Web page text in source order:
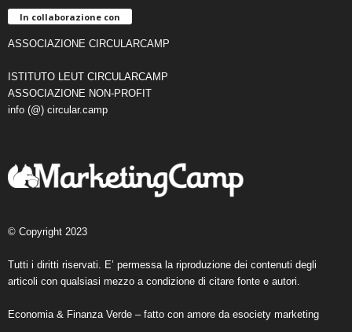
In collaborazione con
ASSOCIAZIONE CIRCULARCAMP
ISTITUTO LEUT CIRCULARCAMP
ASSOCIAZIONE NON-PROFIT
info (@) circular.camp
© Copyright 2023
Tutti i diritti riservati. E’ permessa la riproduzione dei contenuti degli
articoli con qualsiasi mezzo a condizione di citare fonte e autori.
Economia & Finanza Verde – fatto con amore da esociety marketing